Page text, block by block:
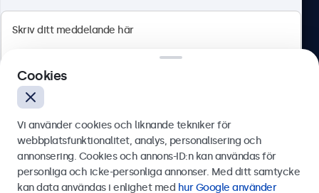
Olof Palmesgata 29, Stockholm, 111 22, Sverige
Svenska
Skicka
Cookies
Vi använder cookies och liknande tekniker för
webbplatsfunktionalitet, analys, personalisering och
annonsering. Cookies och annons-ID:n kan användas för
personliga och icke-personliga annonser. Med ditt samtycke
kan data användas i enlighet med hur Google använder